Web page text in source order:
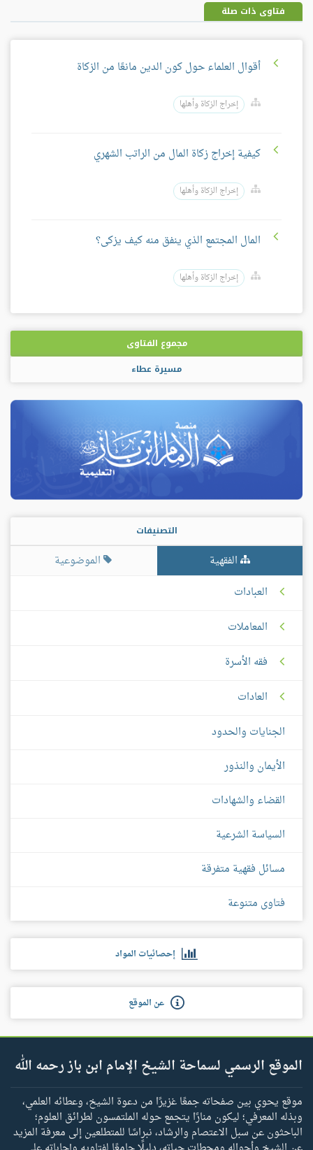
فتاوى ذات صلة
أقوال العلماء حول كون الدين مانعًا من الزكاة
إخراج الزكاة وأهلها
كيفية إخراج زكاة المال من الراتب الشهري
إخراج الزكاة وأهلها
المال المجتمع الذي ينفق منه كيف يزكى؟
إخراج الزكاة وأهلها
مجموع الفتاوى
مسيرة عطاء
التصنيفات
الفقهية
الموضوعية
العبادات
المعاملات
فقه الأسرة
العادات
الجنايات والحدود
الأيمان والنذور
القضاء والشهادات
السياسة الشرعية
مسائل فقهية متفرقة
فتاوى متنوعة
إحصائيات المواد
عن الموقع
الموقع الرسمي لسماحة الشيخ الإمام ابن باز رحمه الله
موقع يحوي بين صفحاته جمعًا غزيرًا من دعوة الشيخ، وعطائه العلمي،
وبذله المعرفي؛ ليكون منارًا يتجمع حوله الملتمسون لطرائق العلوم؛
الباحثون عن سبل الاعتصام والرشاد، نبراسًا للمتطلعين إلى معرفة المزيد